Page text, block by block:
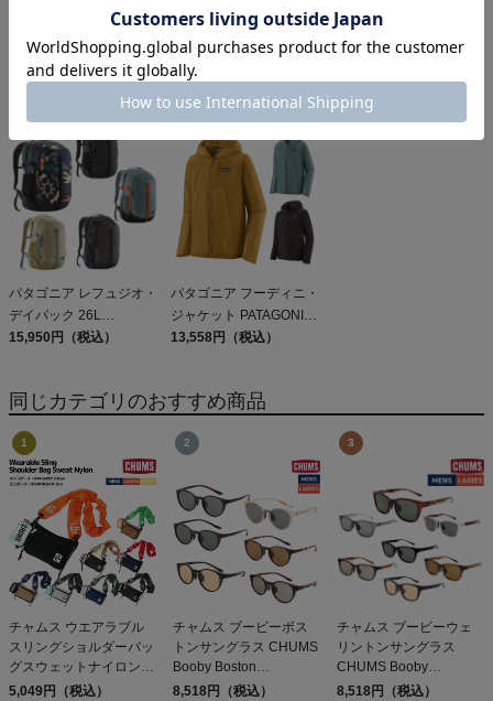
パタゴニア メンズ・テル
ボンヌ・ジョガーズ
TERREBONNE
JOGGERS
オン クラブT On Club T
6,600円（税込）
パタゴニア スリーブレ
ル・デイリー・シャツ
Patagonia Sleeveless
Capilene Cool Daily
5,610円（税込）
パタゴニア レフュジオ・
デイパック 26L
PATAGONIA REFUGIO
15,950円（税込）
パタゴニア フーディニ・
ジャケット PATAGONIA
MS HOUDINI JKT
13,558円（税込）
同じカテゴリのおすすめ商品
チャムス ウエアラブル
スリングショルダーバッ
グスウェットナイロン
カジュアル アウトドア
5,049円（税込）
チャムス ブービーボス
トンサングラス CHUMS
Booby Boston
Sunglasses
8,518円（税込）
チャムス ブービーウェ
リントンサングラス
CHUMS Booby
Wellington Sunglasses
8,518円（税込）